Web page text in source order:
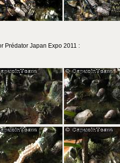
Prédator Japan Expo 2011 :